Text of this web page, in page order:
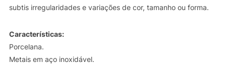
subtis irregularidades e variações de cor, tamanho ou forma.
Características:
Porcelana.
Metais em aço inoxidável.